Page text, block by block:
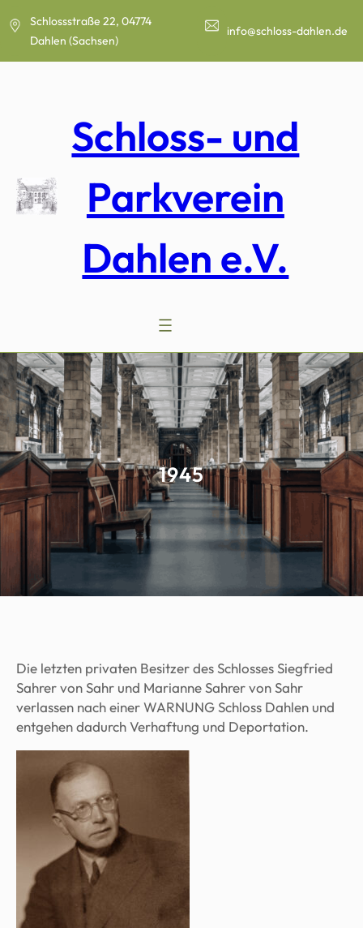
Inhalt
springen
Schlossstraße 22, 04774
Dahlen (Sachsen)
info@schloss-dahlen.de
Schloss- und
Parkverein
Dahlen e.V.
1945
Die letzten privaten Besitzer des Schlosses Siegfried
Sahrer von Sahr und Marianne Sahrer von Sahr
verlassen nach einer WARNUNG Schloss Dahlen und
entgehen dadurch Verhaftung und Deportation.